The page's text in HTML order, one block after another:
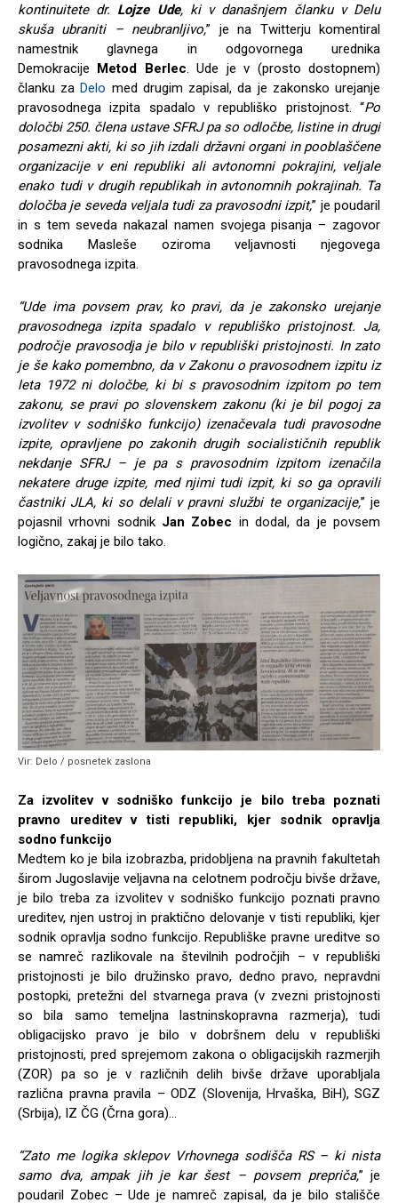
kontinuitete dr. Lojze Ude, ki v današnjem članku v Delu
skuša ubraniti – neubranljivo,” je na Twitterju komentiral
namestnik glavnega in odgovornega urednika
Demokracije Metod Berlec. Ude je v (prosto dostopnem)
članku zaDelo med drugim zapisal, da je zakonsko urejanje
pravosodnega izpita spadalo v republiško pristojnost. “Po
določbi 250. člena ustave SFRJ pa so odločbe, listine in drugi
posamezni akti, ki so jih izdali državni organi in pooblaščene
organizacije v eni republiki ali avtonomni pokrajini, veljale
enako tudi v drugih republikah in avtonomnih pokrajinah. Ta
določba je seveda veljala tudi za pravosodni izpit,” je poudaril
in s tem seveda nakazal namen svojega pisanja – zagovor
sodnika Masleše oziroma veljavnosti njegovega
pravosodnega izpita.
“Ude ima povsem prav, ko pravi, da je zakonsko urejanje
pravosodnega izpita spadalo v republiško pristojnost. Ja,
področje pravosodja je bilo v republiški pristojnosti. In zato
je še kako pomembno, da v Zakonu o pravosodnem izpitu iz
leta 1972 ni določbe, ki bi s pravosodnim izpitom po tem
zakonu, se pravi po slovenskem zakonu (ki je bil pogoj za
izvolitev v sodniško funkcijo) izenačevala tudi pravosodne
izpite, opravljene po zakonih drugih socialističnih republik
nekdanje SFRJ – je pa s pravosodnim izpitom izenačila
nekatere druge izpite, med njimi tudi izpit, ki so ga opravili
častniki JLA, ki so delali v pravni službi te organizacije,” je
pojasnil vrhovni sodnik Jan Zobec in dodal, da je povsem
logično, zakaj je bilo tako.
Vir: Delo / posnetek zaslona
Za izvolitev v sodniško funkcijo je bilo treba poznati
pravno ureditev v tisti republiki, kjer sodnik opravlja
sodno funkcijo
Medtem ko je bila izobrazba, pridobljena na pravnih fakultetah
širom Jugoslavije veljavna na celotnem področju bivše države,
je bilo treba za izvolitev v sodniško funkcijo poznati pravno
ureditev, njen ustroj in praktično delovanje v tisti republiki, kjer
sodnik opravlja sodno funkcijo. Republiške pravne ureditve so
se namreč razlikovale na številnih področjih – v republiški
pristojnosti je bilo družinsko pravo, dedno pravo, nepravdni
postopki, pretežni del stvarnega prava (v zvezni pristojnosti
so bila samo temeljna lastninskopravna razmerja), tudi
obligacijsko pravo je bilo v dobršnem delu v republiški
pristojnosti, pred sprejemom zakona o obligacijskih razmerjih
(ZOR) pa so je v različnih delih bivše države uporabljala
različna pravna pravila – ODZ (Slovenija, Hrvaška, BiH), SGZ
(Srbija), IZ ČG (Črna gora)…
“Zato me logika sklepov Vrhovnega sodišča RS – ki nista
samo dva, ampak jih je kar šest – povsem prepriča,” je
poudaril Zobec – Ude je namreč zapisal, da je bilo stališče